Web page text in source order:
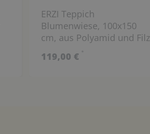
ERZI Teppich
Blumenwiese, 100x150
cm, aus Polyamid und Filz
119,00 € *